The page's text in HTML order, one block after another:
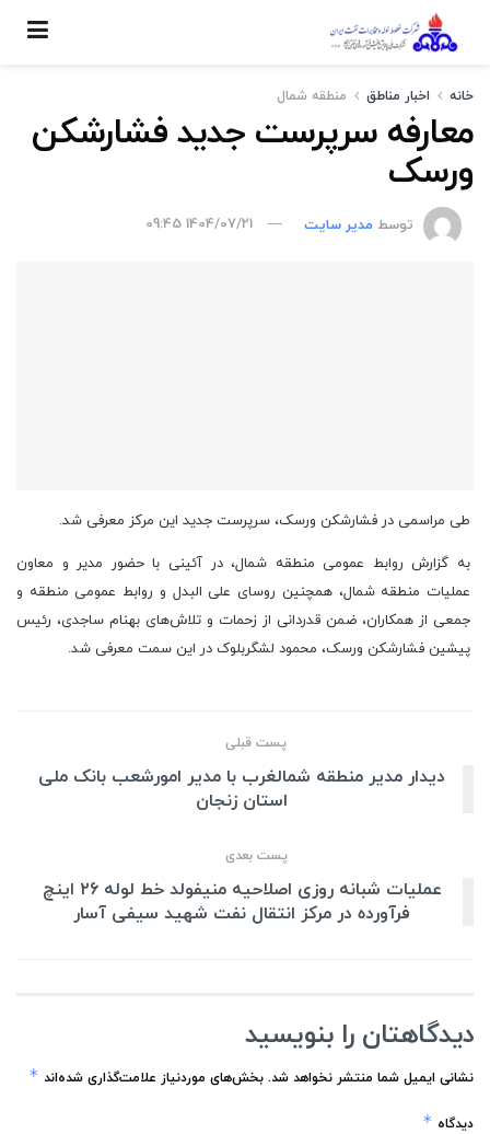
خانه اخبار مناطق منطقه شمال
معارفه سرپرست جدید فشارشکن
ورسک
توسط مدیر سایت 1404/07/21 09:45
طی مراسمی در فشارشکن ورسک، سرپرست جدید این مرکز معرفی شد.
به گزارش روابط عمومی منطقه شمال، در آئینی با حضور مدیر و معاون
عملیات منطقه شمال، همچنین روسای علی البدل و روابط عمومی منطقه و
جمعی از همکاران، ضمن قدردانی از زحمات و تلاش‌های بهنام ساجدی، رئیس
پیشین فشارشکن ورسک، محمود لشگر‌بلوک در این سمت معرفی شد.
پست قبلی
دیدار مدیر منطقه شمالغرب با مدیر امورشعب بانک ملی
استان زنجان
پست بعدی
عملیات شبانه روزی اصلاحیه منیفولد خط لوله ۲۶ اینچ
فرآورده در مرکز انتقال نفت شهید سیفی آسار
دیدگاهتان را بنویسید
نشانی ایمیل شما منتشر نخواهد شد. بخش‌های موردنیاز علامت‌گذاری شده‌اند *
دیدگاه *